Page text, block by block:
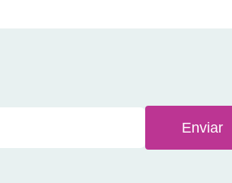
Enviar